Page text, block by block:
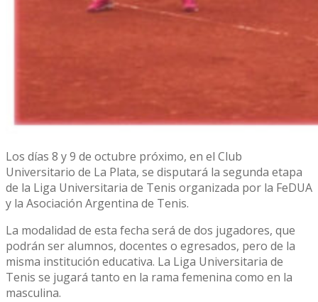
Los días 8 y 9 de octubre próximo, en el Club
Universitario de La Plata, se disputará la segunda etapa
de la Liga Universitaria de Tenis organizada por la FeDUA
y la Asociación Argentina de Tenis.
La modalidad de esta fecha será de dos jugadores, que
podrán ser alumnos, docentes o egresados, pero de la
misma institución educativa. La Liga Universitaria de
Tenis se jugará tanto en la rama femenina como en la
masculina.